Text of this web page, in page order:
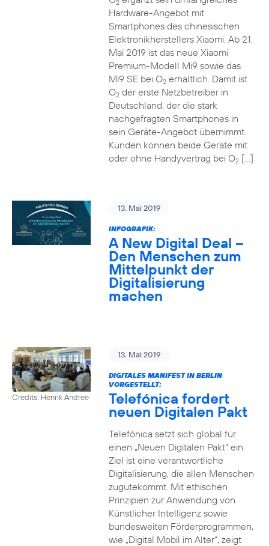
2
Hardware-Angebot mit
Smartphones des chinesischen
Elektronikherstellers Xiaomi. Ab 21.
Mai 2019 ist das neue Xiaomi
Premium-Modell Mi9 sowie das
Mi9 SE bei O2erhältlich. Damit ist
O2der erste Netzbetreiber in
Deutschland, der die stark
nachgefragten Smartphones in
sein Geräte-Angebot übernimmt.
Kunden können beide Geräte mit
oder ohne Handyvertrag bei O2[…]
13. Mai 2019
INFOGRAFIK:
A New Digital Deal –
Den Menschen zum
Mittelpunkt der
Digitalisierung
machen
Credits: Henrik Andree
13. Mai 2019
DIGITALES MANIFEST IN BERLIN
VORGESTELLT:
Telefónica fordert
neuen Digitalen Pakt
Telefónica setzt sich global für
einen „Neuen Digitalen Pakt“ ein.
Ziel ist eine verantwortliche
Digitalisierung, die allen Menschen
zugutekommt. Mit ethischen
Prinzipien zur Anwendung von
Künstlicher Intelligenz sowie
bundesweiten Förderprogrammen,
wie „Digital Mobil im Alter“, zeigt